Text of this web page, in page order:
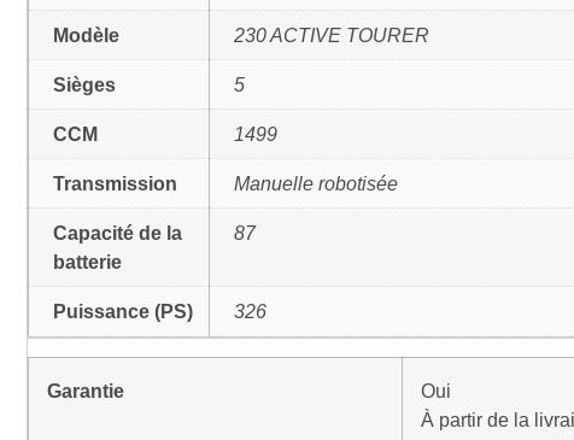
Modèle 230 ACTIVE TOURER
Sièges 5
CCM 1499
Transmission Manuelle robotisée
Capacité de la
batterie
87
Puissance (PS) 326
Garantie
Oui
À partir de la